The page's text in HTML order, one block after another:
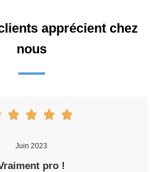
apprécient chez
nous
Juin 2023
pro !